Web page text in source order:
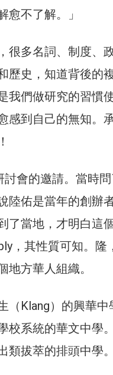
不了解。」
很多名詞、制度、
歷史，知道背後的
我們做研究的習慣
感到自己的無知。
會的邀請。當時
陸佑是當年的創辦
了當地，才明白這
，其性質可知。隆
方華人組織。
（Klang）的興華中
校系統的華文中學
拔萃的排頭中學。